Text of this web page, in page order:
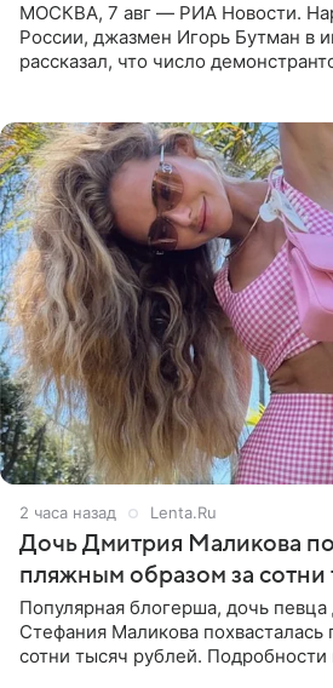
МОСКВА, 7 авг — РИА Новости.
России, джазмен Игорь Бутман в
рассказал, что число
2 часа назад Lenta.Ru
Дочь Дмитрия Маликова
пляжным образом за сотни
Популярная блогерша, дочь
Стефания Маликова
сотни тысяч рублей.